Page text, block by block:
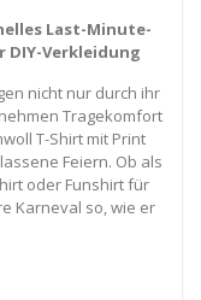
Last-Minute-
Verkleidung
nicht nur durch ihr
Tragekomfort
T-Shirt mit Print
Feiern. Ob als
oder Funshirt für
Karneval so, wie er